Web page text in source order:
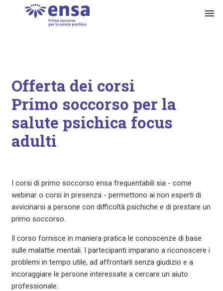
menu
Offerta dei corsi
Primo soccorso per la
salute psichica focus
adulti
I corsi di primo soccorso ensa frequentabili sia - come
webinar o corsi in presenza - permettono ai non esperti di
avvicinarsi a persone con difficoltà psichiche e di prestare un
primo soccorso.
Il corso fornisce in maniera pratica le conoscenze di base
sulle malattie mentali. I partecipanti imparano a riconoscere i
problemi in tempo utile, ad affrontarli senza giudizio e a
incoraggiare le persone interessate a cercare un aiuto
professionale.